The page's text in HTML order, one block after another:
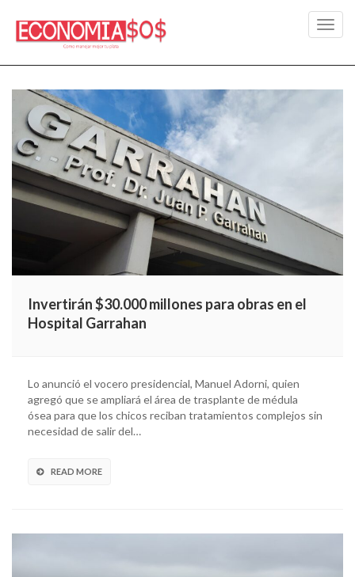
Invertirán $30.000 millones para obras en el
Hospital Garrahan
Lo anunció el vocero presidencial, Manuel Adorni, quien
agregó que se ampliará el área de trasplante de médula
ósea para que los chicos reciban tratamientos complejos sin
necesidad de salir del…
READ MORE